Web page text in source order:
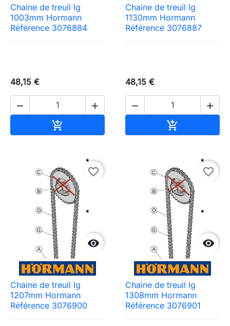
Chaine de treuil lg
1003mm Hormann
Référence 3076884
48,15 €
 

Chaine de treuil lg
1130mm Hormann
Référence 3076887
48,15 €
 


favorite_border
Chaine de treuil lg
1207mm Hormann
Référence 3076900

favorite_border
Chaine de treuil lg
1308mm Hormann
Référence 3076901